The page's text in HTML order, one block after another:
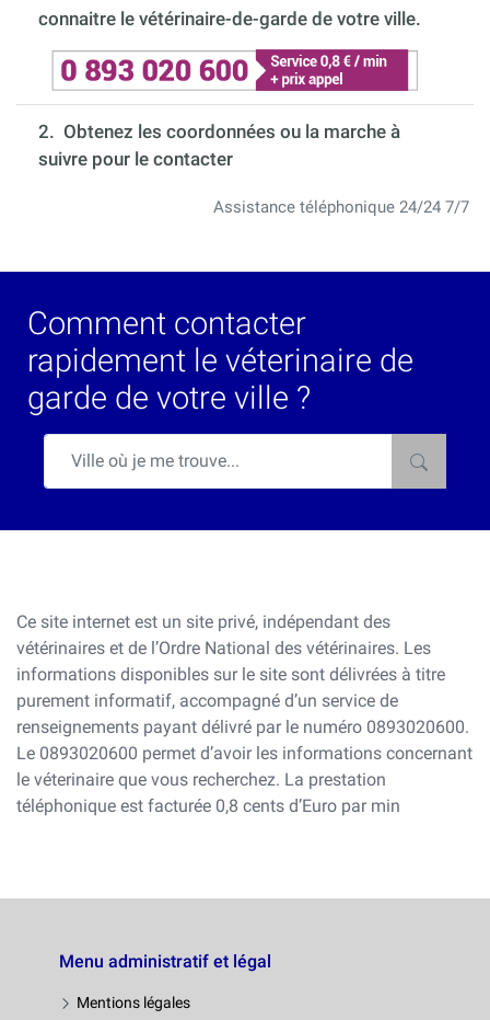
connaitre le vétérinaire-de-garde de votre ville.
2. Obtenez les coordonnées ou la marche à
suivre pour le contacter
Assistance téléphonique 24/24 7/7
Comment contacter
rapidement le véterinaire de
garde de votre ville ?
Ce site internet est un site privé, indépendant des
vétérinaires et de l’Ordre National des vétérinaires. Les
informations disponibles sur le site sont délivrées à titre
purement informatif, accompagné d’un service de
renseignements payant délivré par le numéro 0893020600.
Le 0893020600 permet d’avoir les informations concernant
le véterinaire que vous recherchez. La prestation
téléphonique est facturée 0,8 cents d’Euro par min
Menu administratif et légal
Mentions légales